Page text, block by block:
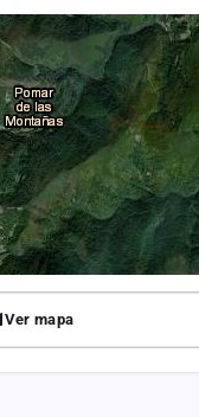
Ver mapa